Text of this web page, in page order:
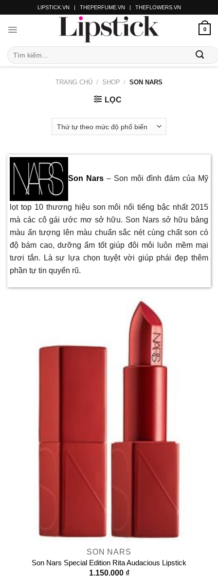
LIPSTICK.VN | THEPERFUME.VN | THEFLOWERS.VN
0
TRANG CHỦ / SHOP / SON NARS
LỌC
Son Nars – Son môi đình đám của Mỹ
lọt top 10 thương hiệu son môi nổi tiếng bậc nhất 2015
mà các cô gái ước mơ sở hữu. Son Nars sở hữu bảng
màu ấn tượng lên màu chuẩn sắc nét cùng chất son có
độ bám cao, dưỡng ẩm tốt giúp đôi môi luôn mềm mại
tươi tắn. Là sự lựa chọn tuyệt vời giúp phái đẹp thêm
phần tự tin quyến rũ.
SON NARS
Son Nars Special Edition Rita Audacious Lipstick
1.150.000 ₫